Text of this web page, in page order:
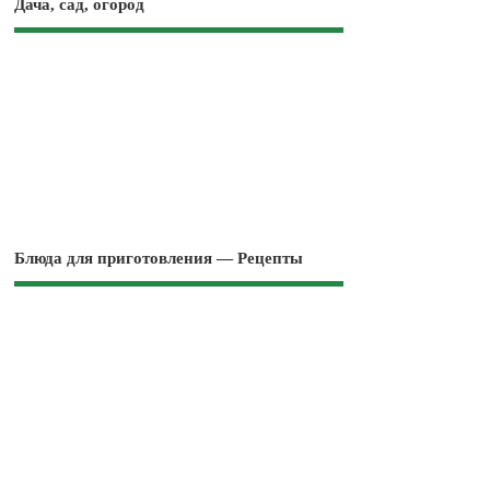
Дача, сад, огород
Блюда для приготовления — Рецепты